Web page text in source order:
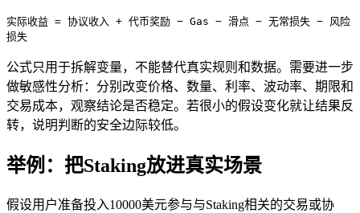
实际收益 = 协议收入 + 代币奖励 − Gas − 滑点 − 无常损失 − 风险
损失
公式只用于拆解变量，不能替代真实规则和数据。需要进一步
做敏感性分析：分别改变价格、数量、利率、波动率、期限和
交易成本，观察结论是否稳定。若很小的假设变化就让结果反
转，说明判断的安全边际较低。
举例：把Staking放进真实场景
假设用户准备投入10000美元参与与Staking相关的交易或协